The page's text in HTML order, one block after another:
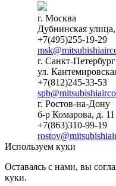
г. Москва
Дубнинская
+7(495)255-19-29
г. Санкт-Петербург
ул.
+7(812)245-33-53
г. Ростов-на-Дону
б-р Комарова, д. 11
+7(863)310-99-19
Используем куки
Оставаясь с нами, вы
куки.